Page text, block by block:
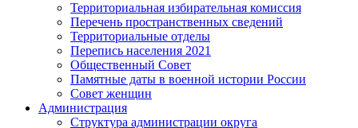
Территориальная избирательная комиссия
Перечень пространственных сведений
Территориальные отделы
Перепись населения 2021
Общественный Совет
Памятные даты в военной истории России
Совет женщин
Администрация
Структура администрации округа